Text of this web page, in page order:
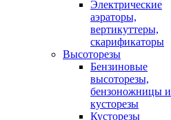
Электрические
аэраторы,
вертикуттеры,
скарификаторы
Высоторезы
Бензиновые
высоторезы,
бензоножницы и
кусторезы
Кусторезы